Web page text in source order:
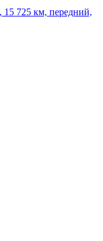
15 725 км, передний,